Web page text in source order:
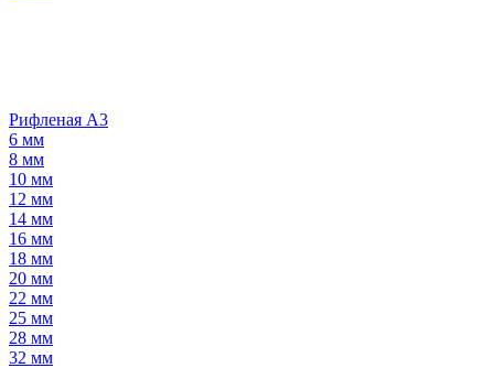
Рифленая А3
6 мм
8 мм
10 мм
12 мм
14 мм
16 мм
18 мм
20 мм
22 мм
25 мм
28 мм
32 мм